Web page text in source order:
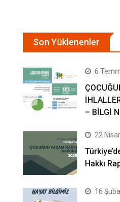
Son Yüklenenler
6
– BİLGİ
22
Hakkı
16